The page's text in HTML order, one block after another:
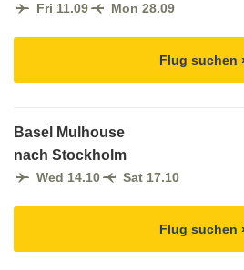
Fri 11.09 Mon 28.09
Flug suchen
Basel Mulhouse
nach Stockholm
Wed 14.10 Sat 17.10
Flug suchen